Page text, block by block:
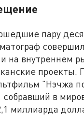
пару
на внутреннем
проекты.
"Нэчжа
собравший в
миллиарда